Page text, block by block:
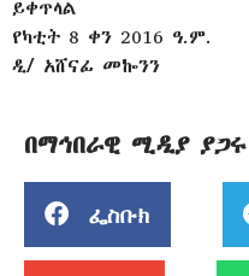
ይቀጥላል
የካቲት 8 ቀን 2016 ዓ.ም.
ዲ/ አሸናፊ መኰንን
በማኅበራዊ ሚዲያ ያጋሩ
ፌስቡክ